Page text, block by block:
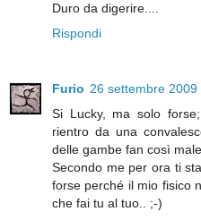
Duro da digerire....
Rispondi
Furio 26 settembre
Si Lucky, ma solo
rientro da una
delle gambe fan così
Secondo me per ora ti
forse perché il mio fisico
che fai tu al tuo.. ;-)